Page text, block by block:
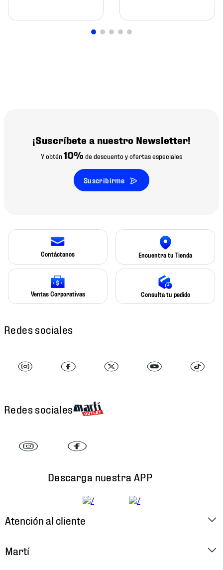
¡Suscríbete a nuestro Newsletter!
Y obtén10% de descuento y ofertas especiales
Suscribirme
Contáctanos Encuentra tu Tienda
Ventas Corporativas Consulta tu pedido
Redes sociales
Redes sociales
Descarga nuestra APP
Atención al cliente
Martí